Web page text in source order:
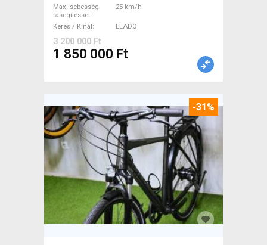
Max. sebesség
rásegítéssel
25 km/h
Keres / Kínál ELADÓ
3 200 000 Ft
1 850 000 Ft
-31%